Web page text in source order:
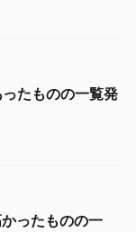
たものの一覧発
ったものの一